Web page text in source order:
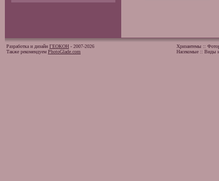
Разработка и дизайн ГЕОКОН - 2007-2026
Также рекомендуем PhotoGlade.com
Хризантемы ::
Насекомые :: Виды